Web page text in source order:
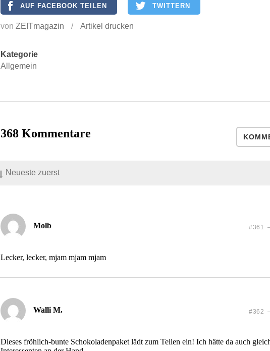
AUF FACEBOOK TEILEN TWITTERN
von ZEITmagazin / Artikel drucken
Kategorie
Allgemein
368 Kommentare
Neueste zuerst
Molb #361
Lecker, lecker, mjam mjam mjam
Walli M. #362
Dieses fröhlich-bunte Schokoladenpaket lädt zum Teilen ein! Ich hätte da auch